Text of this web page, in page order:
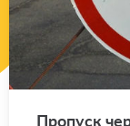
Про­пуск